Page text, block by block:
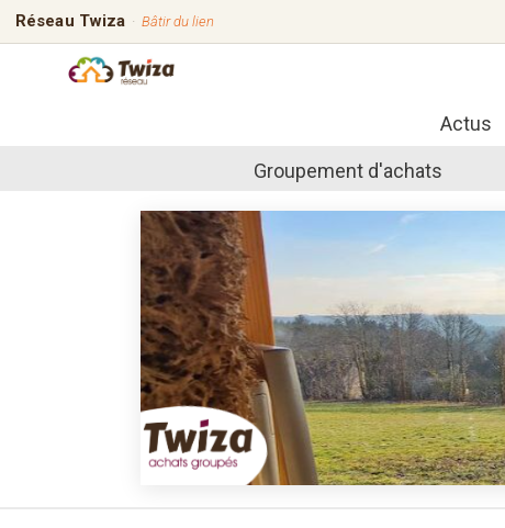
Réseau Twiza · Bâtir du lien
Actus
Groupement d'achats